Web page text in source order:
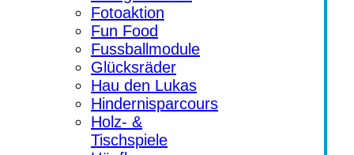
Fotoaktion
Fun Food
Fussballmodule
Glücksräder
Hau den Lukas
Hindernisparcours
Holz- &
Tischspiele